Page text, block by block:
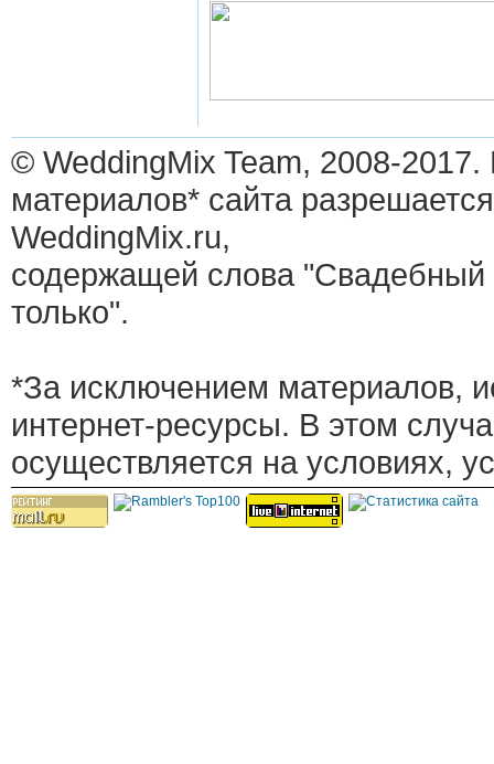
© WeddingMix Team, 2008-2017.
материалов* сайта
WeddingMix.ru,
содержащей слова
только".
*За исключением материалов,
интернет-ресурсы. В этом
осуществляется на условиях,